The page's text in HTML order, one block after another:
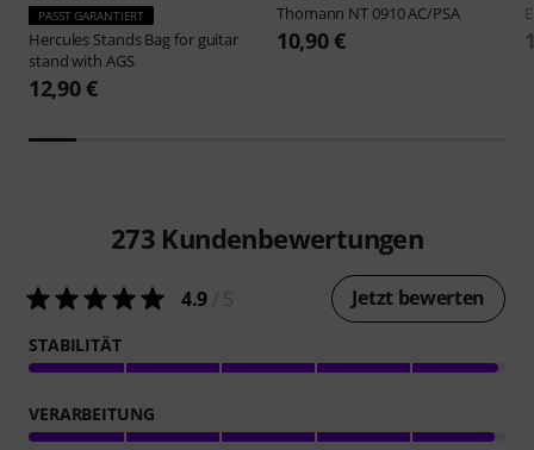
PASST GARANTIERT
Hercules StandsBag for guitar
stand with AGS
12,90 €
Thomann NT 0910 AC/PSA
10,90 €
273 Kundenbewertungen
4.9 Jetzt bewerten
STABILITÄT
VERARBEITUNG